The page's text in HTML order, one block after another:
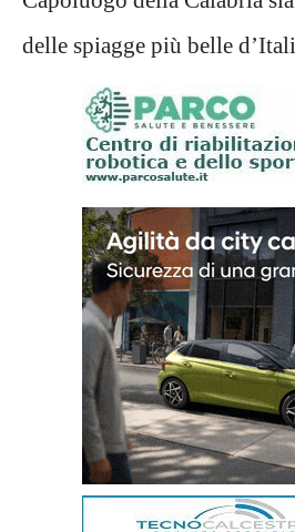
delle spiagge più belle